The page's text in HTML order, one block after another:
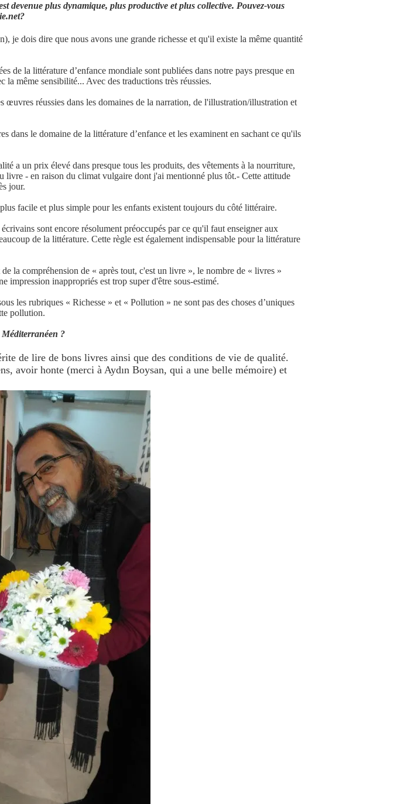
devenue plus dynamique, plus productive et plus collective. Pouvez-vous
je dois dire que nous avons une grande richesse et qu'il existe la même quantité
de la littérature d’enfance mondiale sont publiées dans notre pays presque en
même sensibilité... Avec des traductions très réussies.
œuvres réussies dans les domaines de la narration, de l'illustration/illustration et
dans le domaine de la littérature d’enfance et les examinent en sachant ce qu'ils
a un prix élevé dans presque tous les produits, des vêtements à la nourriture,
livre - en raison du climat vulgaire dont j'ai mentionné plus tôt.- Cette attitude
jour.
facile et plus simple pour les enfants existent toujours du côté littéraire.
sont encore résolument préoccupés par ce qu'il faut enseigner aux
de la littérature. Cette règle est également indispensable pour la littérature
la compréhension de « après tout, c'est un livre », le nombre de « livres »
impression inappropriés est trop super d'être sous-estimé.
les rubriques « Richesse » et « Pollution » ne sont pas des choses d’uniques
pollution.
?
de lire de bons livres ainsi que des conditions de vie de qualité.
avoir honte (merci à Aydın Boysan, qui a une belle mémoire) et